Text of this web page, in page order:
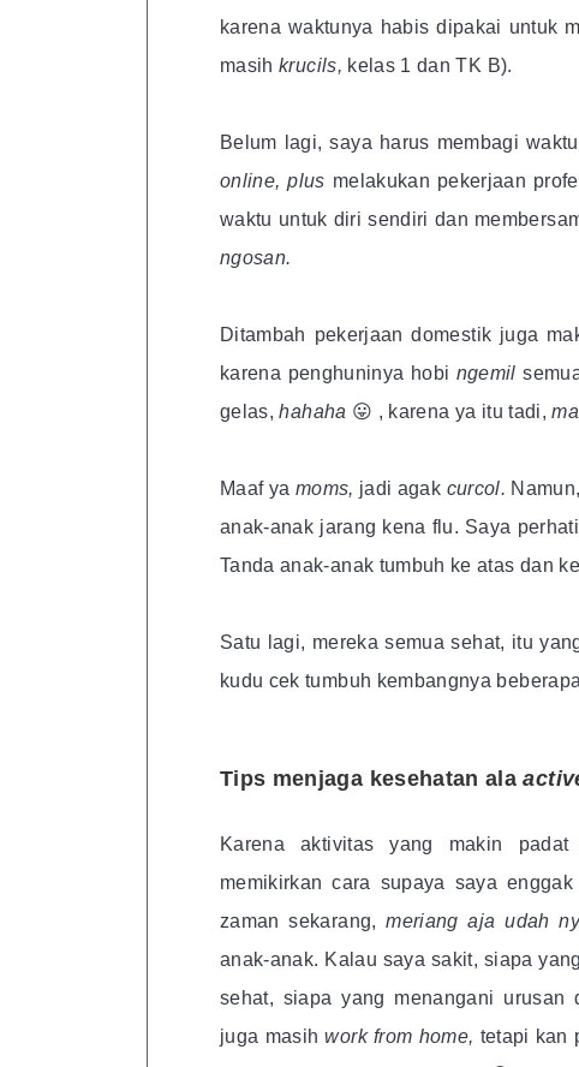
karena waktunya habis dipakai untuk
masihkrucils, kelas 1 dan TK B).
Belum lagi, saya harus membagi
online, plus melakukan pekerjaan
waktu untuk diri sendiri dan
ngosan.
Ditambah pekerjaan domestik juga
karena penghuninya hobi ngemil
gelas,hahaha 😛 , karena ya itu tadi,
Maaf ya moms, jadi agak curcol.
anak-anak jarang kena flu. Saya
Tanda anak-anak tumbuh ke atas dan
Satu lagi, mereka semua sehat, itu
kudu cek tumbuh kembangnya
Tips menjaga kesehatan ala
Karena aktivitas yang makin
memikirkan cara supaya saya
zaman sekarang,meriang aja udah
anak-anak. Kalau saya sakit, siapa yang
sehat, siapa yang menangani urusan
juga masihwork from home, tetapi kan